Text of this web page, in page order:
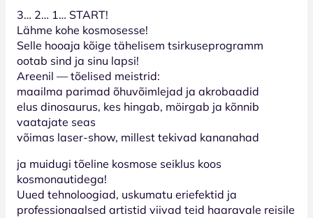
3… 2… 1… START!
Lähme kohe kosmosesse!
Selle hooaja kõige tähelisem tsirkuseprogramm
ootab sind ja sinu lapsi!
Areenil — tõelised meistrid:
maailma parimad õhuvõimlejad ja akrobaadid
elus dinosaurus, kes hingab, möirgab ja kõnnib
vaatajate seas
võimas laser-show, millest tekivad kananahad
ja muidugi tõeline kosmose seiklus koos
kosmonautidega!
Uued tehnoloogiad, uskumatu eriefektid ja
professionaalsed artistid viivad teid haaravale reisile